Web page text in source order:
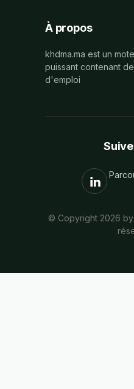
À propos
khdma.ma est un
puissant contenant
d'emploi
© Copyright 2026 by